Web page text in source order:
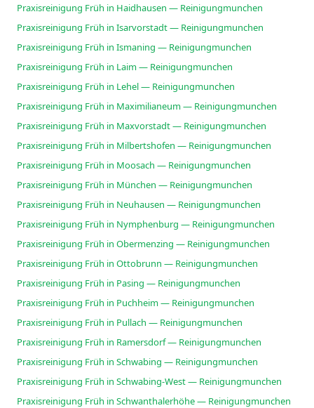
Praxisreinigung Früh in Haidhausen — Reinigungmunchen
Praxisreinigung Früh in Isarvorstadt — Reinigungmunchen
Praxisreinigung Früh in Ismaning — Reinigungmunchen
Praxisreinigung Früh in Laim — Reinigungmunchen
Praxisreinigung Früh in Lehel — Reinigungmunchen
Praxisreinigung Früh in Maximilianeum — Reinigungmunchen
Praxisreinigung Früh in Maxvorstadt — Reinigungmunchen
Praxisreinigung Früh in Milbertshofen — Reinigungmunchen
Praxisreinigung Früh in Moosach — Reinigungmunchen
Praxisreinigung Früh in München — Reinigungmunchen
Praxisreinigung Früh in Neuhausen — Reinigungmunchen
Praxisreinigung Früh in Nymphenburg — Reinigungmunchen
Praxisreinigung Früh in Obermenzing — Reinigungmunchen
Praxisreinigung Früh in Ottobrunn — Reinigungmunchen
Praxisreinigung Früh in Pasing — Reinigungmunchen
Praxisreinigung Früh in Puchheim — Reinigungmunchen
Praxisreinigung Früh in Pullach — Reinigungmunchen
Praxisreinigung Früh in Ramersdorf — Reinigungmunchen
Praxisreinigung Früh in Schwabing — Reinigungmunchen
Praxisreinigung Früh in Schwabing-West — Reinigungmunchen
Praxisreinigung Früh in Schwanthalerhöhe — Reinigungmunchen